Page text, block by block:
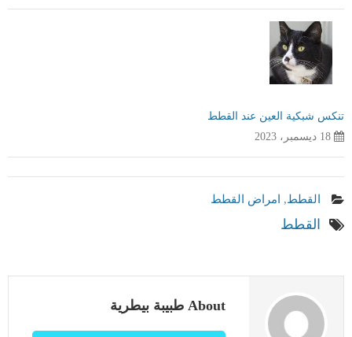
تنكس شبكية العين عند القطط
18 ديسمبر، 2023
القطط, امراض القطط
القطط
About طبيبة بيطرية